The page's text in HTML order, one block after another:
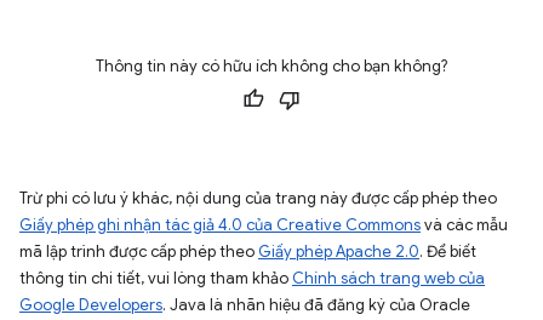
Thông tin này có hữu ích không cho bạn không?
Trừ phi có lưu ý khác, nội dung của trang này được cấp phép theo
Giấy phép ghi nhận tác giả 4.0 của Creative Commonsvà các mẫu
mã lập trình được cấp phép theo Giấy phép Apache 2.0. Để biết
thông tin chi tiết, vui lòng tham khảo Chính sách trang web của
Google Developers. Java là nhãn hiệu đã đăng ký của Oracle